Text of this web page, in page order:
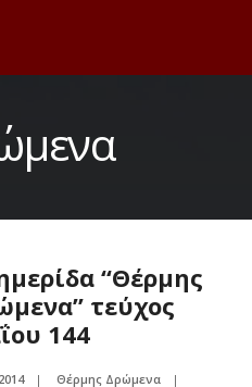
“Θέρμης
τεύχος
144
| Θέρμης Δρώμενα |